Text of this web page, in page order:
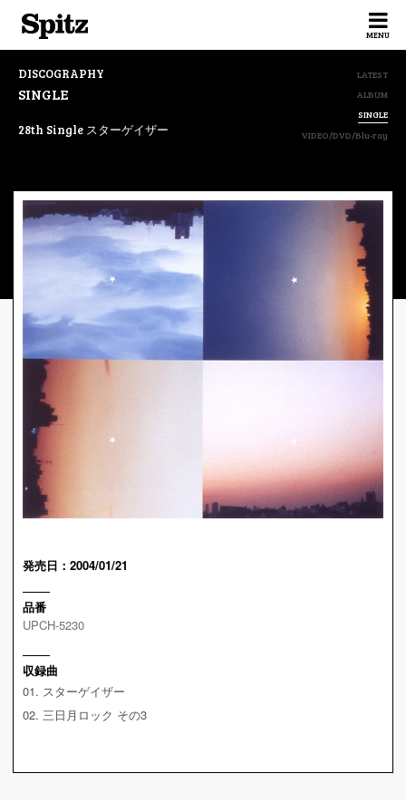
MENU
DISCOGRAPHY
SINGLE
28th Single スターゲイザー
LATEST
ALBUM
SINGLE
VIDEO/DVD/Blu-ray
発売日：2004/01/21
品番
UPCH-5230
収録曲
01. スターゲイザー
02. 三日月ロック その3